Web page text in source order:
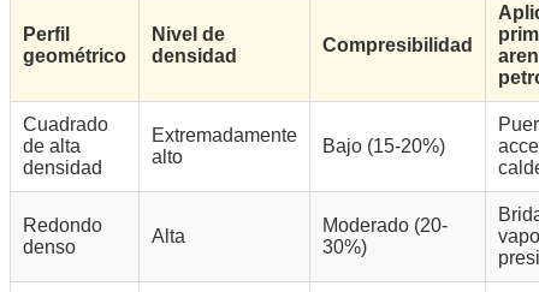
Perfil
geométrico
Nivel de
densidad
Compresibilidad
Cuadrado
de alta
densidad
Extremadamente
alto
Bajo (15-20%)
Redondo
denso
Alta
Moderado (20-
30%)